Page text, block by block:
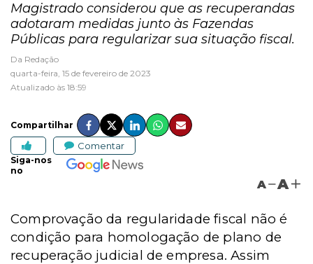
Magistrado considerou que as recuperandas
adotaram medidas junto às Fazendas
Públicas para regularizar sua situação fiscal.
Da Redação
quarta-feira, 15 de fevereiro de 2023
Atualizado às 18:59
Compartilhar
Comentar
Siga-nos
no
A A
Comprovação da regularidade fiscal não é
condição para homologação de plano de
recuperação judicial de empresa. Assim